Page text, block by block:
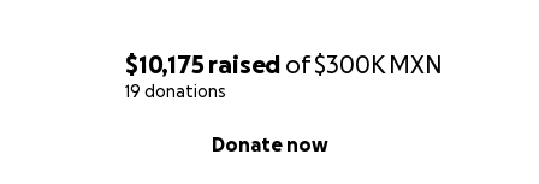
$10,175 raised of$300K MXN
19 donations
Donate now